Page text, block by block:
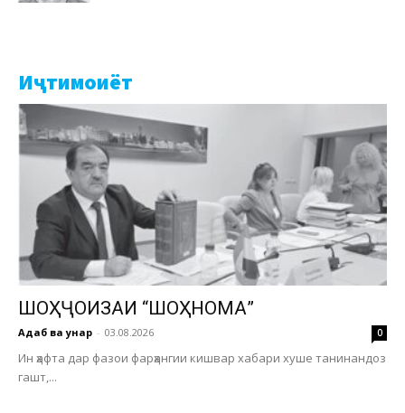
Иҷтимоиёт
ШОҲҶОИЗАИ “ШОҲНОМА”
Адаб ва ҳунар - 03.08.2026 0
Ин ҳафта дар фазои фарҳангии кишвар хабари хуше танинандоз
гашт,...